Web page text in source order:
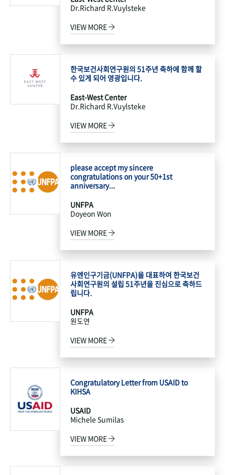
Dr.Richard R.Vuylsteke
VIEW MORE
한국보건사회연구원의 51주년 축하에 함께 할
수 있게 되어 영광입니다.
East-West Center
Dr.Richard R.Vuylsteke
VIEW MORE
please accept my sincere
congratulations on your 50+1st
anniversary...
UNFPA
Doyeon Won
VIEW MORE
유엔인구기금(UNFPA)을 대표하여 한국보건
사회연구원의 설립 51주년을 진심으로 축하드
립니다.
UNFPA
원도연
VIEW MORE
Congratulatory Letter from USAID to
KIHSA
USAID
Michele Sumilas
VIEW MORE